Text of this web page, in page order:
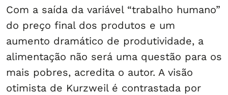
Com a saída da variável “trabalho humano”
do preço final dos produtos e um
aumento dramático de produtividade, a
alimentação não será uma questão para os
mais pobres, acredita o autor. A visão
otimista de Kurzweil é contrastada por